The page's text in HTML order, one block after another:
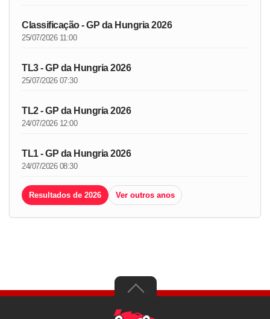
Classificação - GP da Hungria 2026
25/07/2026 11:00
TL3 - GP da Hungria 2026
25/07/2026 07:30
TL2 - GP da Hungria 2026
24/07/2026 12:00
TL1 - GP da Hungria 2026
24/07/2026 08:30
Resultados de 2026 Ver outros anos